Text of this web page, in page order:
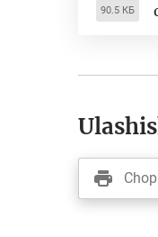
90.5 КБ